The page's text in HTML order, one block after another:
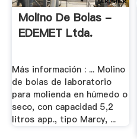
Molino De Bolas -
EDEMET Ltda.
Más información : ... Molino
de bolas de laboratorio
para molienda en húmedo o
seco, con capacidad 5,2
litros app., tipo Marcy, ...